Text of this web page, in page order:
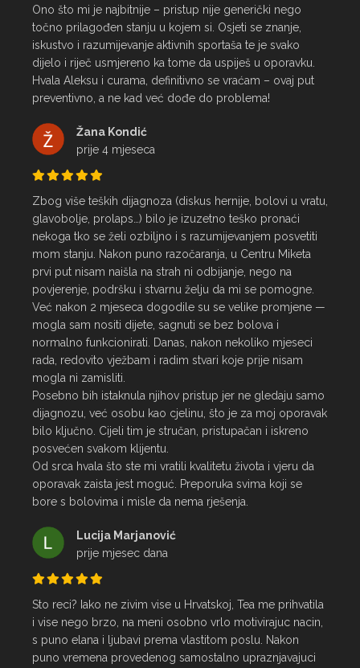
Ono što mi je najbitnije – pristup nije generički nego
točno prilagođen stanju u kojem si. Osjeti se znanje,
iskustvo i razumijevanje aktivnih sportaša te je svako
dijelo i riječ usmjereno ka tome da uspiješ u oporavku.
Hvala Aleksu i curama, definitivno se vraćam – ovaj put
preventivno, a ne kad već dođe do problema!
Žana Kondić
prije 4 mjeseca
Zbog više teških dijagnoza (diskus hernije, bolovi u vratu,
glavobolje, prolaps…) bilo je izuzetno teško pronaći
nekoga tko se želi ozbiljno i s razumijevanjem posvetiti
mom stanju. Nakon puno razočaranja, u Centru Miketa
prvi put nisam naišla na strah ni odbijanje, nego na
povjerenje, podršku i stvarnu želju da mi se pomogne.
Već nakon 2 mjeseca dogodile su se velike promjene —
mogla sam nositi dijete, sagnuti se bez bolova i
normalno funkcionirati. Danas, nakon nekoliko mjeseci
rada, redovito vježbam i radim stvari koje prije nisam
mogla ni zamisliti.
Posebno bih istaknula njihov pristup jer ne gledaju samo
dijagnozu, već osobu kao cjelinu, što je za moj oporavak
bilo ključno. Cijeli tim je stručan, pristupačan i iskreno
posvećen svakom klijentu.
Od srca hvala što ste mi vratili kvalitetu života i vjeru da
oporavak zaista jest moguć. Preporuka svima koji se
bore s bolovima i misle da nema rješenja.
Lucija Marjanović
prije mjesec dana
Sto reci? Iako ne zivim vise u Hrvatskoj, Tea me prihvatila
i vise nego brzo, na meni osobno vrlo motivirajuc nacin,
s puno elana i ljubavi prema vlastitom poslu. Nakon
puno vremena provedenog samostalno upraznjavajuci